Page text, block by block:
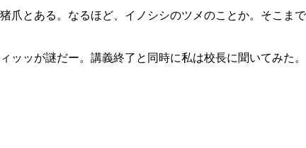
とある。なるほど、イノシシのツメのことか。そこまで
ッが謎だー。講義終了と同時に私は校長に聞いてみた。